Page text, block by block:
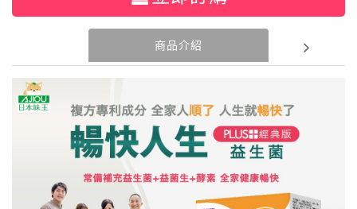
商品介紹